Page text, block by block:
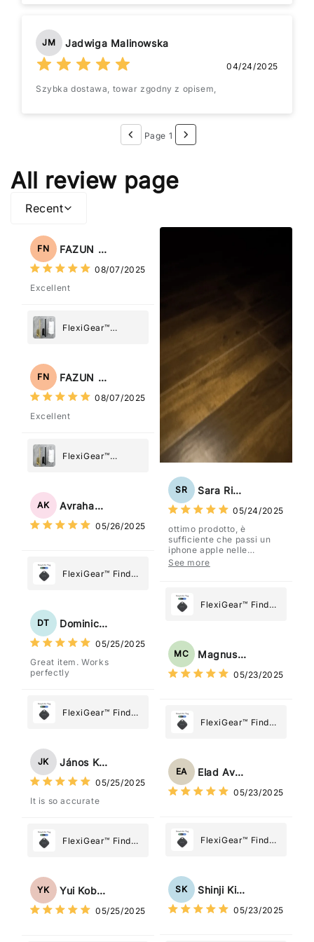
JM Jadwiga Malinowska
04/24/2025
Szybka dostawa, towar zgodny z opisem,
Page 1
All review page
Recent
FN FAZUN NAHAR
08/07/2025
Excellent
FlexiGear™
Holder
FN FAZUN NAHAR
08/07/2025
Excellent
FlexiGear™
Holder
AK Avraham Katz
05/26/2025
FlexiGear™ Find
Tag: Never Lose
Most
DT Dominick Tyler
05/25/2025
Great item. Works
perfectly
FlexiGear™ Find
Tag: Never Lose
Most
JK János Kovács
05/25/2025
It is so accurate
FlexiGear™ Find
Tag: Never Lose
Most
YK Yui Kobayashi
05/25/2025
SR Sara Rizzo
05/24/2025
ottimo prodotto, è
sufficiente che passi un
iphone apple nelle
vicinanze e trasmette la
See more
FlexiGear™ Find
Tag: Never Lose
What Matters
Most
MC Magnus Chung
05/23/2025
FlexiGear™ Find
Tag: Never Lose
Most
EA Elad Avraham
05/23/2025
FlexiGear™ Find
Tag: Never Lose
What Matters
Most
SK Shinji Kimura
05/23/2025